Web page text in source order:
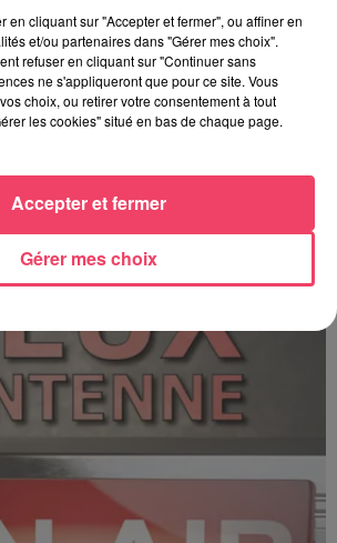
? - 17 06 2026
en cliquant sur "Accepter et fermer", ou affiner en
et/ou partenaires dans "Gérer mes choix".
refuser en cliquant sur "Continuer sans
ne s'appliqueront que pour ce site. Vous
choix, ou retirer votre consentement à tout
les cookies" situé en bas de chaque page.
Gérer mes choix
Accepter et fermer